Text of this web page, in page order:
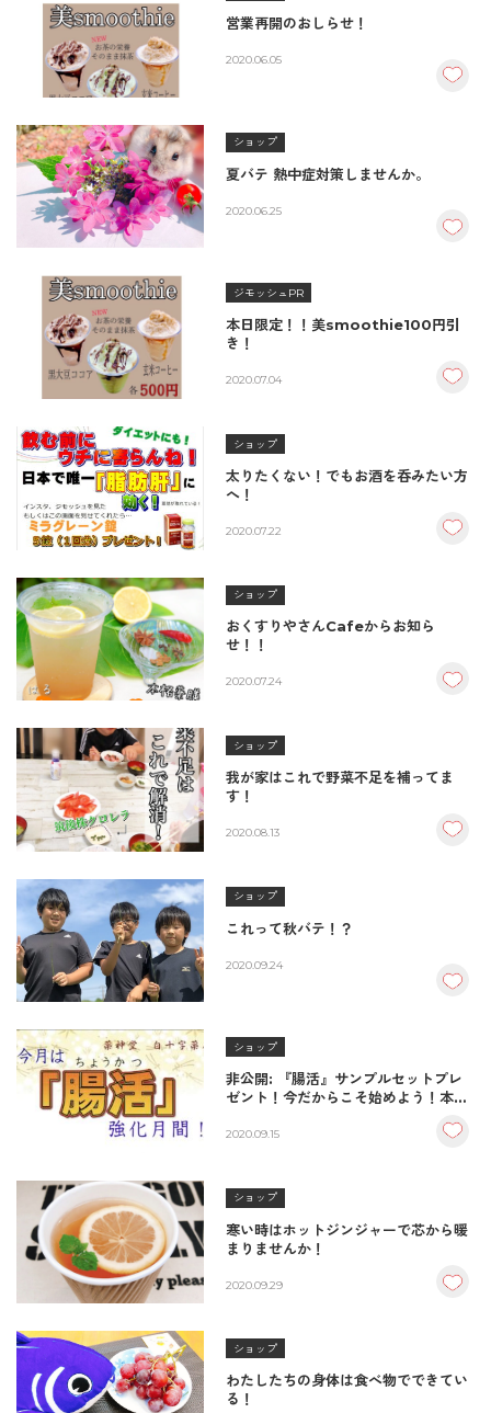
営業再開のおしらせ！
2020.06.05
ショップ
夏バテ 熱中症対策しませんか。
2020.06.25
ジモッシュPR
本日限定！！美smoothie100円引
き！
2020.07.04
ショップ
太りたくない！でもお酒を呑みたい方
へ！
2020.07.22
ショップ
おくすりやさんCafeからお知ら
せ！！
2020.07.24
ショップ
我が家はこれで野菜不足を補ってま
す！
2020.08.13
ショップ
これって秋バテ！？
2020.09.24
ショップ
非公開: 『腸活』サンプルセットプレ
ゼント！今だからこそ始めよう！本気
2020.09.15
ショップ
寒い時はホットジンジャーで芯から暖
まりませんか！
2020.09.29
ショップ
わたしたちの身体は食べ物でできてい
る！